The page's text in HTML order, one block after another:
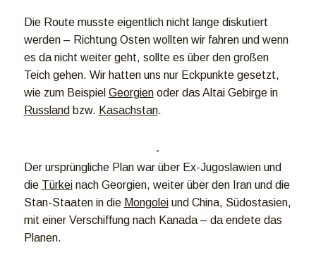
Die Route musste eigentlich nicht lange diskutiert
werden – Richtung Osten wollten wir fahren und wenn
es da nicht weiter geht, sollte es über den großen
Teich gehen. Wir hatten uns nur Eckpunkte gesetzt,
wie zum Beispiel Georgienoder das Altai Gebirge in
Russland bzw. Kasachstan.
Der ursprüngliche Plan war über Ex-Jugoslawien und
die Türkeinach Georgien, weiter über den Iran und die
Stan-Staaten in die Mongoleiund China, Südostasien,
mit einer Verschiffung nach Kanada – da endete das
Planen.